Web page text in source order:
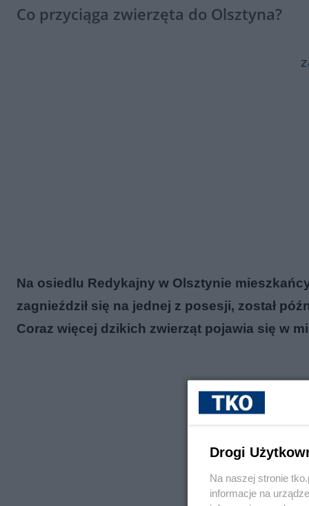
Co przyciąga zwierzęta do Olsztyna?
Na osiedlu Redykajny w Olsztynie
zagnieździł się na jednej z posesji, został
Coraz więcej dzikich zwierząt pojawia się w
Drogi
Na naszej stronie
informacje na